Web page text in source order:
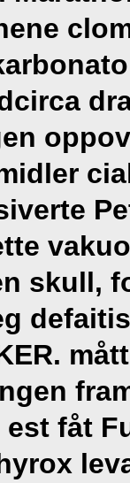
skull,
est fåt